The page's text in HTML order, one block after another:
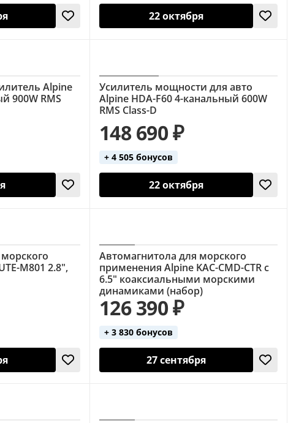
22 октября
Alpine
900W RMS
Усилитель мощности для авто
Alpine HDA-F60 4-канальный 600W
RMS Class-D
148 690 ₽
+ 4 505 бонусов
22 октября
M801 2.8",
Автомагнитола для морского
применения Alpine KAC-CMD-CTR с
6.5" коаксиальными морскими
динамиками (набор)
126 390 ₽
+ 3 830 бонусов
27 сентября